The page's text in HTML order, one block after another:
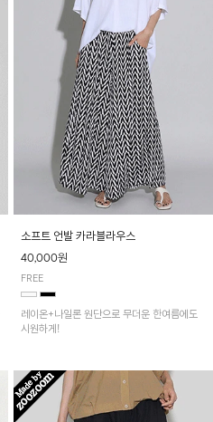
소프트 언발 카라블라우스
40,000원
FREE
레이온+나일론 원단으로 무더운 한여름에도
시원하게!